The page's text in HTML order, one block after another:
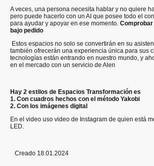
A veces, una persona necesita hablar y no quiere
pero puede hacerlo con un AI que posee todo el
para ayudar y apoyar en ese momento.
bajo pedido
Estos espacios no solo se convertirán en su
también ofrecerán una experiencia única para sus
tecnologías están entrando en nuestro mundo, y
en el mercado con un servicio de Alen
Hay 2 estilos de Espacios Transformación es
1. Con cuadros hechos con el método Yakobi
2. Con los imágenes digital
En el video uso video de Instagram de quien está
LED.
Creado 18.01.2024